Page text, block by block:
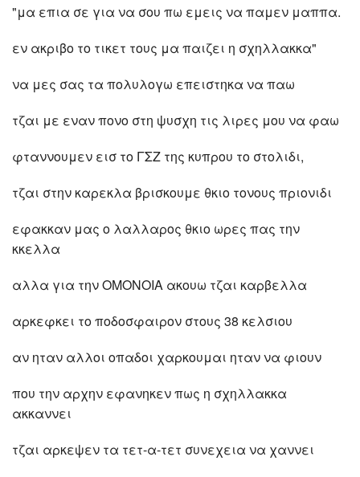
"μα επια σε για να σου πω εμεις να παμεν μαππα.
εν ακριβο το τικετ τους μα παιζει η σχηλλακκα"
να μες σας τα πολυλογω επειστηκα να παω
τζαι με εναν πονο στη ψυσχη τις λιρες μου να φαω
φταννουμεν εισ το ΓΣΖ της κυπρου το στολιδι,
τζαι στην καρεκλα βρισκουμε θκιο τονους πριονιδι
εφακκαν μας ο λαλλαρος θκιο ωρες πας την
κκελλα
αλλα για την ΟΜΟΝΟΙΑ ακουω τζαι καρβελλα
αρκεφκει το ποδοσφαιρον στους 38 κελσιου
αν ηταν αλλοι οπαδοι χαρκουμαι ηταν να φιουν
που την αρχην εφανηκεν πως η σχηλλακκα
ακκαννει
τζαι αρκεψεν τα τετ-α-τετ συνεχεια να χαννει